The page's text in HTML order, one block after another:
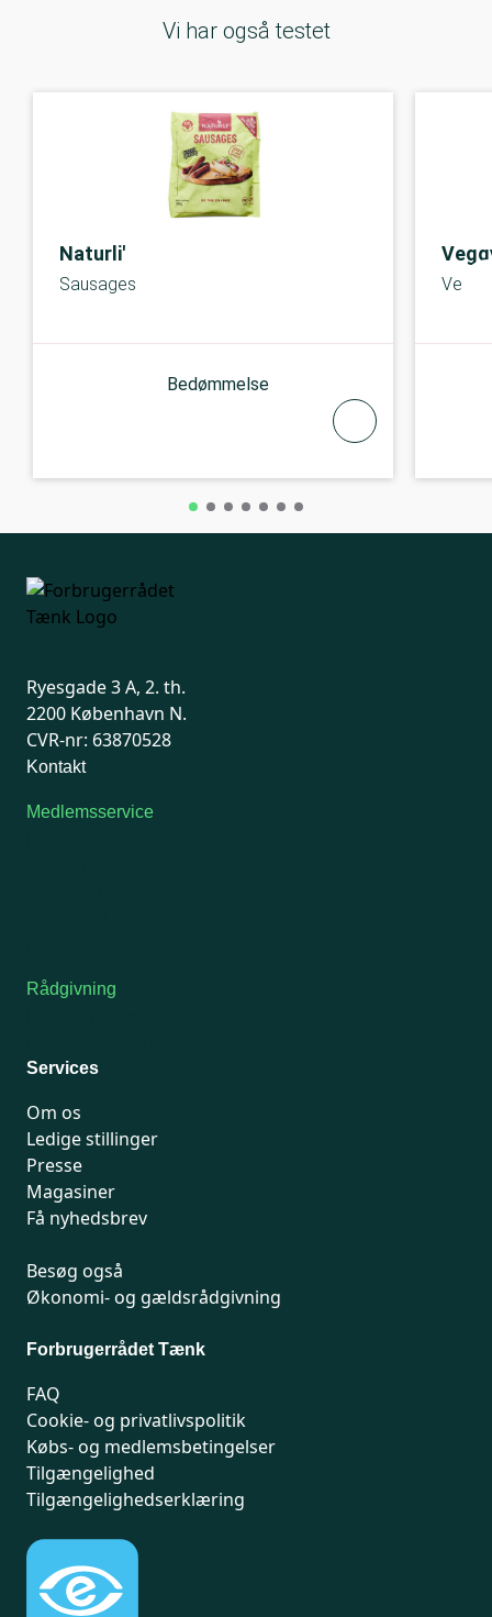
Vi har også testet
Naturli'
Sausages
Bedømmelse
Ryesgade 3 A, 2. th.
2200 København N.
CVR-nr: 63870528
Kontakt
Medlemsservice
Rådgivning
Services
Om os
Ledige stillinger
Presse
Magasiner
Få nyhedsbrev
Besøg også
Økonomi- og gældsrådgivning
Forbrugerrådet Tænk
FAQ
Cookie- og privatlivspolitik
Købs- og medlemsbetingelser
Tilgængelighed
Tilgængelighedserklæring